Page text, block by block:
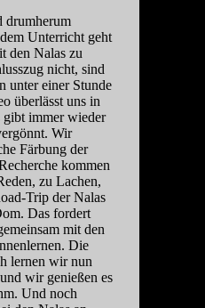
drumherum
Unterricht geht
den Nalas zu
nicht, sind
unter einer Stunde
überlässt uns in
gibt immer wieder
Wir
Färbung der
kommen
zu Lachen,
Trip der Nalas
Das fordert
mit den
Die
lernen wir nun
wir genießen es
Und noch